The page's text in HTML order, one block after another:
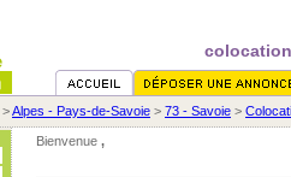
>Alpes - Pays-de-Savoie > 73 - Savoie >
Bienvenue ,